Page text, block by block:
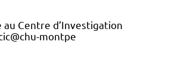
au Centre d’Investigation
montpe